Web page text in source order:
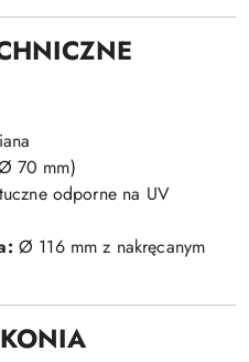
70 mm)
odporne na UV
Ø 116 mm z nakręcanym